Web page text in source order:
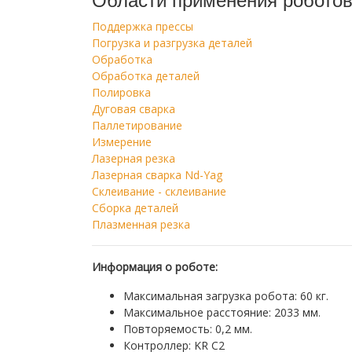
Поддержка прессы
Погрузка и разгрузка деталей
Обработка
Обработка деталей
Полировка
Дуговая сварка
Паллетирование
Измерение
Лазерная резка
Лазерная сварка Nd-Yag
Склеивание - склеивание
Сборка деталей
Плазменная резка
Информация о роботе:
Максимальная загрузка робота: 60 ​​кг.
Максимальное расстояние: 2033 мм.
Повторяемость: 0,2 мм.
Контроллер: KR C2